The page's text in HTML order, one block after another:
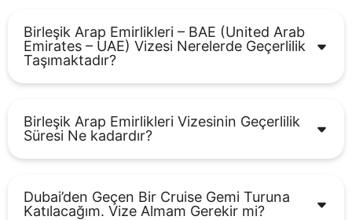
Birleşik Arap Emirlikleri – BAE (United Arab
Emirates – UAE) Vizesi Nerelerde Geçerlilik
Taşımaktadır?
Birleşik Arap Emirlikleri Vizesinin Geçerlilik
Süresi Ne kadardır?
Dubai’den Geçen Bir Cruise Gemi Turuna
Katılacağım. Vize Almam Gerekir mi?